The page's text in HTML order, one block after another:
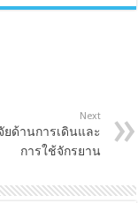
Next
ด้านการเดินและ
การใช้จักรยาน